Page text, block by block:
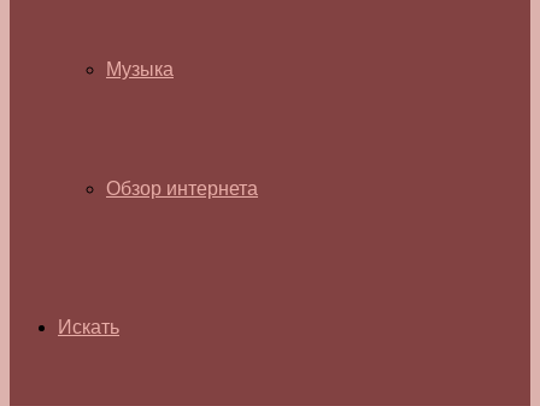
Музыка
Обзор интернета
Искать